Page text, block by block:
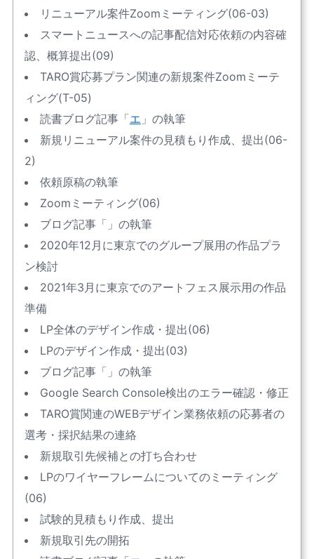
リニューアル案件Zoomミーティング(06-03)
スマートニュースへの記事配信対応依頼の内容確
認、概算提出(09)
TARO賞応募プラン関連の新規案件Zoomミーテ
ィング(T-05)
読書ブログ記事「エ 」の執筆
新規リニューアル案件の見積もり作成、提出(06-
2)
依頼原稿の執筆
Zoomミーティング(06)
ブログ記事「 」の執筆
2020年12月に東京でのグループ展用の作品プラ
ン検討
2021年3月に東京でのアートフェス展示用の作品
準備
LP全体のデザイン作成・提出(06)
LPのデザイン作成・提出(03)
ブログ記事「 」の執筆
Google Search Console検出のエラー確認・修正
TARO賞関連のWEBデザイン業務依頼の応募者の
選考・採択結果の連絡
新規取引先候補との打ち合わせ
LPのワイヤーフレームについてのミーティング
(06)
試験的見積もり作成、提出
新規取引先の開拓